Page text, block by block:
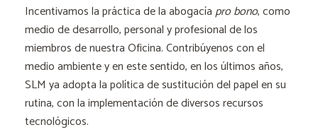
Incentivamos la práctica de la abogacíapro bono, como
medio de desarrollo, personal y profesional de los
miembros de nuestra Oficina. Contribúyenos con el
medio ambiente y en este sentido, en los últimos años,
SLM ya adopta la política de sustitución del papel en su
rutina, con la implementación de diversos recursos
tecnológicos.